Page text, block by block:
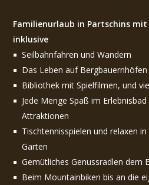
Familienurlaub in Partschins mit
inklusive
Seilbahnfahren und Wandern
Das Leben auf
Bibliothek mit Spielfilmen, und
Jede Menge Spaß im
Attraktionen
Tischtennisspielen und relaxen
Garten
Gemütliches Genussradlen dem
Beim Mountainbiken bis an die